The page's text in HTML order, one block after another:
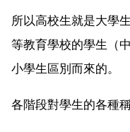
所以高校生就是大學
等教育學校的學生（
小學生區別而來的。
各階段對學生的各種稱